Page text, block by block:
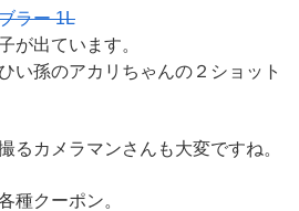
ラー 1L
が出ています。
い孫のアカリちゃんの２ショット
るカメラマンさんも大変ですね。
種クーポン。